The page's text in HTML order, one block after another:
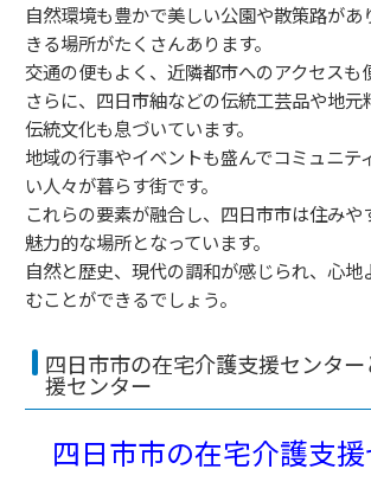
自然環境も豊かで美しい公園や散策路があ
きる場所がたくさんあります。
交通の便もよく、近隣都市へのアクセスも
さらに、四日市紬などの伝統工芸品や地元
伝統文化も息づいています。
地域の行事やイベントも盛んでコミュニテ
い人々が暮らす街です。
これらの要素が融合し、四日市市は住みや
魅力的な場所となっています。
自然と歴史、現代の調和が感じられ、心地
むことができるでしょう。
四日市市の在宅介護支援センタ
援センター
四日市市の在宅介護支